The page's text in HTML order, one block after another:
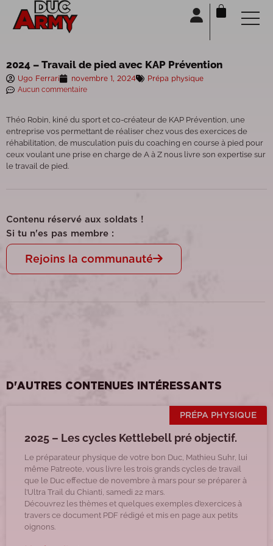
2024 – Travail de pied avec KAP Prévention
Ugo Ferrari novembre 1, 2024 Prépa physique
Aucun commentaire
Théo Robin, kiné du sport et co-créateur de KAP Prévention, une
entreprise vos permettant de réaliser chez vous des exercices de
réhabilitation, de musculation puis du coaching en course à pied pour
ceux voulant une prise en charge de A à Z nous livre son expertise sur
le travail de pied.
Contenu réservé aux soldats !
Si tu n'es pas membre :
Rejoins la communauté
D'AUTRES CONTENUES INTÉRESSANTS
PRÉPA PHYSIQUE
2025 – Les cycles Kettlebell pré objectif.
Le préparateur physique de votre bon Duc, Mathieu Suhr, lui
même Patreote, vous livre les trois grands cycles de travail
que le Duc effectue de novembre à mars pour se préparer à
l’Ultra Trail du Chianti, samedi 22 mars.
Découvrez les thèmes et quelques exemples d’exercices à
travers ce document PDF rédigé et mis en page aux petits
oignons.
Panneau de gestion des cookies